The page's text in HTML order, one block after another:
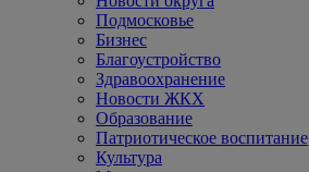
Подмосковье
Бизнес
Благоустройство
Здравоохранение
Новости ЖКХ
Образование
Патриотическое воспитание
Культура